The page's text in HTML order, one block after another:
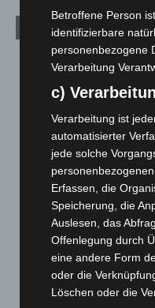
Aktuelle Beiträge
Kunst trifft Weingenuss:
Werke im Jacques’
8. August 2026
A2: Zweite
und Bothfeld
8. August 2026
Niedersachsen:
Waldbrandeinsatz aus
7. August 2026
Hannover: Erste
entdeckt
7. August 2026
Betroffene Person
identifizierbare
personenbezogene
Verarbeitung
c)
Verarbeitung ist
automatisierter
jede solche
Erfassen, die
Speicherung, die
Auslesen, das
Offenlegung durch
eine andere Form
oder die
Löschen oder die